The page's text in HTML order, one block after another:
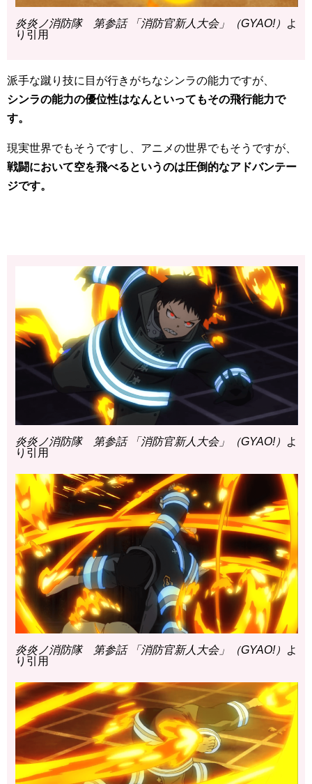
炎炎ノ消防隊 第参話 「消防官新人大会」（GYAO!）
よ
り引用
派手な蹴り技に目が行きがちなシンラの能力ですが、
シンラの能力の優位性はなんといってもその飛行能力で
す。
現実世界でもそうですし、アニメの世界でもそうですが、
戦闘において空を飛べるというのは圧倒的なアドバンテー
ジです。
炎炎ノ消防隊 第参話 「消防官新人大会」（GYAO!）
よ
り引用
炎炎ノ消防隊 第参話 「消防官新人大会」（GYAO!）
よ
り引用